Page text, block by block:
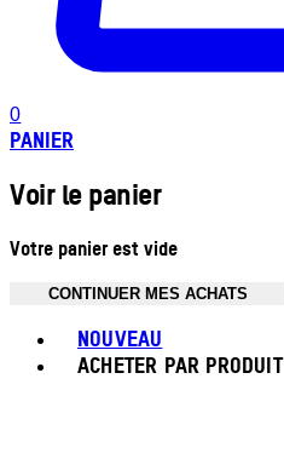
0
PANIER
Voir le panier
Votre panier est vide
CONTINUER MES ACHATS
NOUVEAU
ACHETER PAR PRODUIT